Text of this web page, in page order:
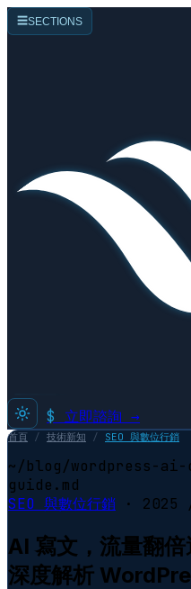
☰SECTIONS
$ 立即諮詢 →
首頁 / 技術新知 / SEO 與數位行銷
~/blog/wordpress-
guide.md
SEO 與數位行銷 ·
AI 寫文，流量翻倍
深度解析